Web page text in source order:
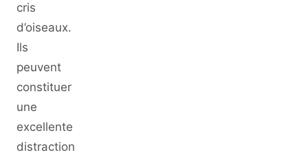
cris
d’oiseaux.
Ils
peuvent
constituer
une
excellente
distraction